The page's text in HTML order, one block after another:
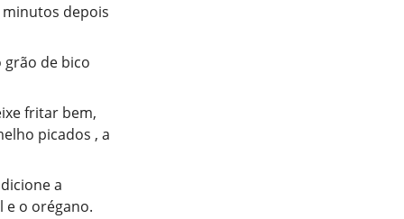
minutos depois
grão de bico
fritar bem,
picados , a
a
e o orégano.